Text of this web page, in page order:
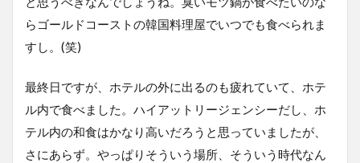
らゴールドコーストの韓国料理屋でいつでも食べられま
すし。(笑)
最終日ですが、ホテルの外に出るのも疲れていて、ホテ
ル内で食べました。ハイアットリージェンシーだし、ホ
テル内の和食はかなり高いだろうと思っていましたが、
さにあらず。やっぱりそういう場所、そういう時代なん